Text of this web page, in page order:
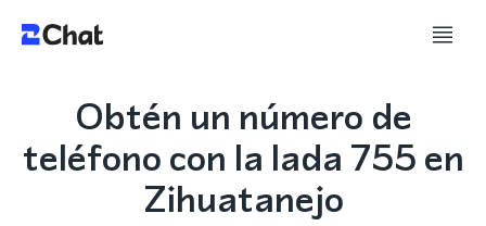
Obtén un número de
teléfono con la lada 755 en
Zihuatanejo